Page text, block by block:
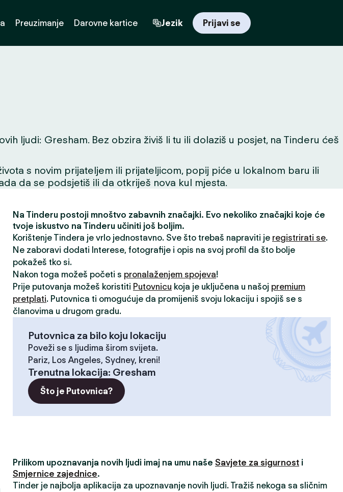
Preuzimanje Darovne kartice Jezik Prijavi se
ljudi: Gresham. Bez obzira živiš li tu ili dolaziš u posjet, na Tinderu ćeš
s novim prijateljem ili prijateljicom, popij piće u lokalnom baru ili
da se podsjetiš ili da otkriješ nova kul mjesta.
Na Tinderu postoji mnoštvo zabavnih značajki. Evo nekoliko značajki koje će
tvoje iskustvo na Tinderu učiniti još boljim.
Korištenje Tindera je vrlo jednostavno. Sve što trebaš napraviti je registrirati se.
Ne zaboravi dodati Interese, fotografije i opis na svoj profil da što bolje
pokažeš tko si.
Nakon toga možeš početi s pronalaženjem spojeva!
Prije putovanja možeš koristiti Putovnicu koja je uključena u našoj premium
pretplati. Putovnica ti omogućuje da promijeniš svoju lokaciju i spojiš se s
članovima u drugom gradu.
Putovnica za bilo koju lokaciju
Poveži se s ljudima širom svijeta.
Pariz, Los Angeles, Sydney, kreni!
Trenutna lokacija: Gresham
Što je Putovnica?
Prilikom upoznavanja novih ljudi imaj na umu naše Savjete za sigurnost i
Smjernice zajednice.
Tinder je najbolja aplikacija za upoznavanje novih ljudi. Tražiš nekoga sa sličnim